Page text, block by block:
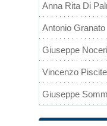
Anna Rita Di
Antonio Granato
Giuseppe
Vincenzo
Giuseppe